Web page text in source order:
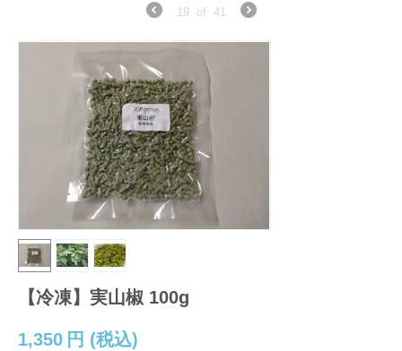
19 of 41
【冷凍】実山椒 100g
1,350 円 (税込)